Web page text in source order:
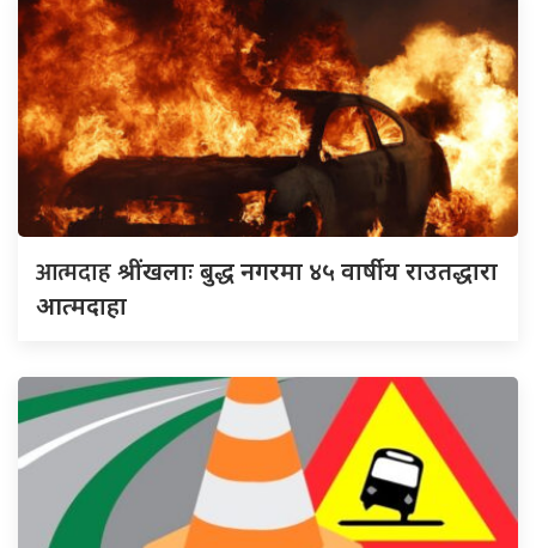
आत्मदाहश्रींखलाः बुद्ध नगरमा ४५ वार्षीय राउतद्धारा
आत्मदाहा